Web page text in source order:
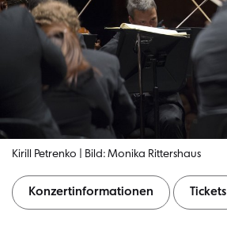
Kirill Petrenko | Bild: Monika Rittershaus
Konzertinformationen Tickets